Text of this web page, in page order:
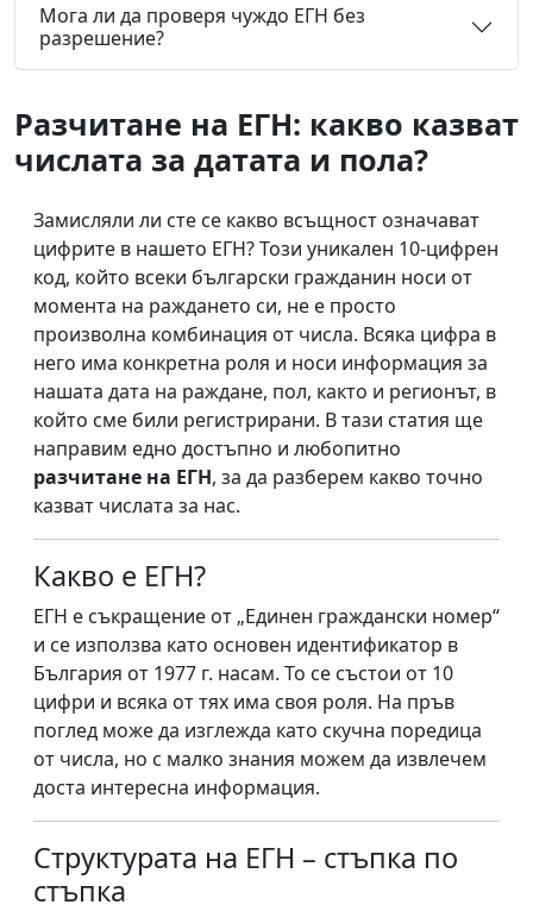
Мога ли да проверя чуждо ЕГН без
разрешение?
Разчитане на ЕГН: какво казват
числата за датата и пола?
Замисляли ли сте се какво всъщност означават
цифрите в нашето ЕГН? Този уникален 10-цифрен
код, който всеки български гражданин носи от
момента на раждането си, не е просто
произволна комбинация от числа. Всяка цифра в
него има конкретна роля и носи информация за
нашата дата на раждане, пол, както и регионът, в
който сме били регистрирани. В тази статия ще
направим едно достъпно и любопитно
разчитане на ЕГН, за да разберем какво точно
казват числата за нас.
Какво е ЕГН?
ЕГН е съкращение от „Единен граждански номер“
и се използва като основен идентификатор в
България от 1977 г. насам. То се състои от 10
цифри и всяка от тях има своя роля. На пръв
поглед може да изглежда като скучна поредица
от числа, но с малко знания можем да извлечем
доста интересна информация.
Структурата на ЕГН – стъпка по
стъпка